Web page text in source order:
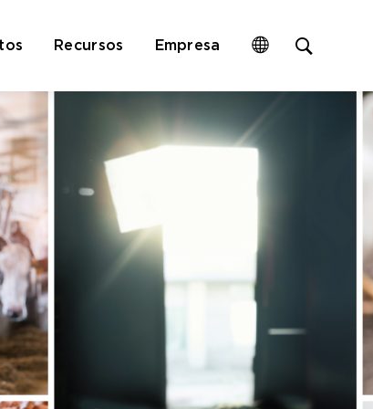
Recursos Empresa
search